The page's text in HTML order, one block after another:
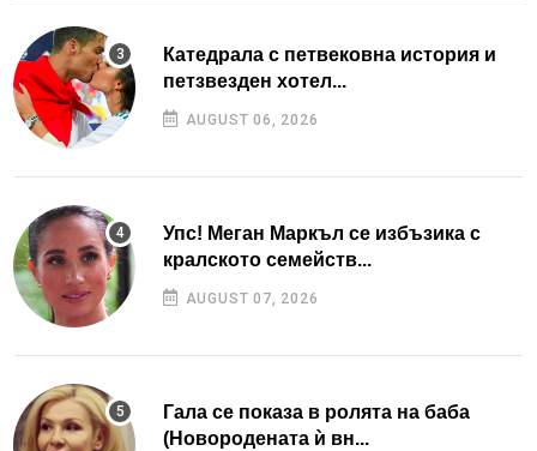
Катедрала с петвековна история и
петзвезден хотел...
AUGUST 06, 2026
Упс! Меган Маркъл се избъзика с
кралското семейств...
AUGUST 07, 2026
Гала се показа в ролята на баба
(Новородената ѝ вн...